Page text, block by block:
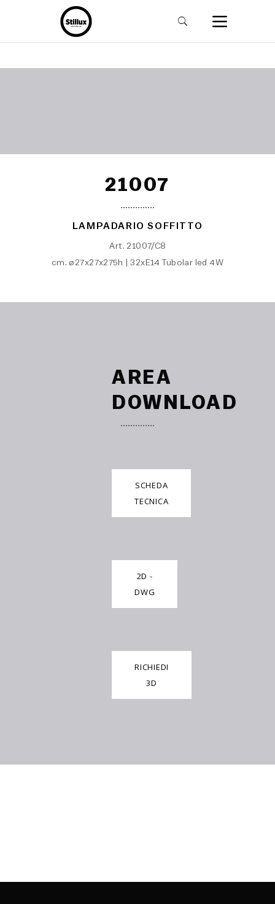
21007
LAMPADARIO SOFFITTO
Art. 21007/C8
cm. ø27x27x275h | 32xE14 Tubolar led 4W
AREA
DOWNLOAD
SCHEDA
TECNICA
2D -
DWG
RICHIEDI
3D